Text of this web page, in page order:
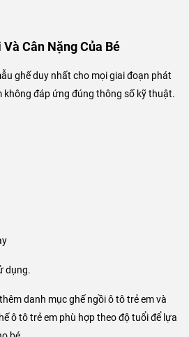
Cân Nặng Của Bé
ghế duy nhất cho mọi giai đoạn phát
không đáp ứng đúng thông số kỹ thuật.
dụng.
danh mục ghế ngồi ô tô trẻ em và
ô tô trẻ em phù hợp theo độ tuổi để lựa